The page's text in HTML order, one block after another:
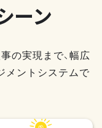
ーン
の実現まで、幅広
メントシステムで